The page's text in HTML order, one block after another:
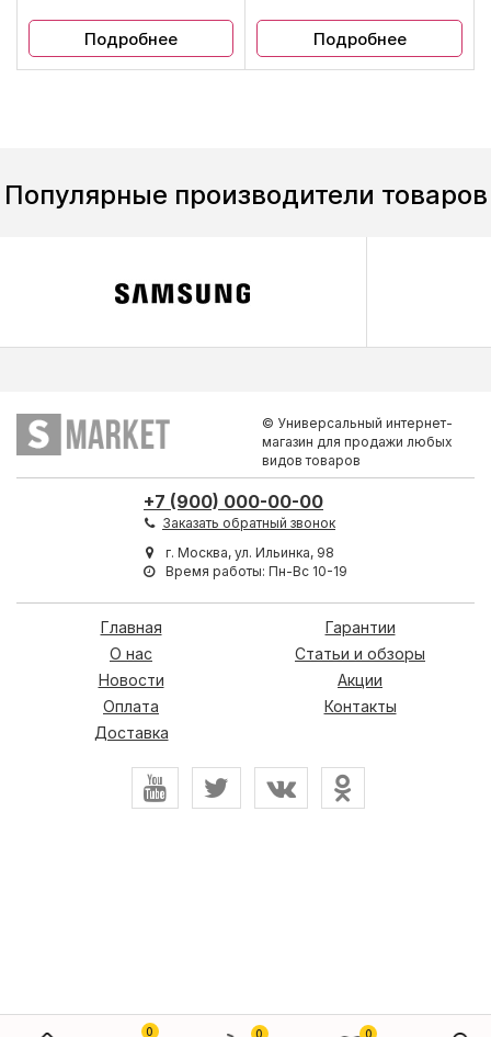
Подробнее Подробнее
Популярные производители товаров
© Универсальный интернет-
магазин для продажи любых
видов товаров
+7 (900) 000-00-00
Заказать обратный звонок
г. Москва, ул. Ильинка, 98
Время работы: Пн-Вс 10-19
Главная
О нас
Новости
Оплата
Доставка
Гарантии
Статьи и обзоры
Акции
Контакты
0
0 0